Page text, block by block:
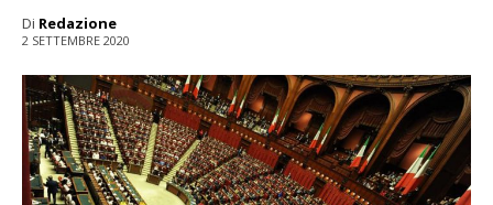
Di Redazione
2 SETTEMBRE 2020